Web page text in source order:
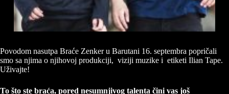
Povodom nasutpa Braće Zenker u Barutani 16. septembra popričali
smo sa njima o njihovoj produkciji, viziji muzike i etiketi Ilian Tape.
Uživajte!
To što ste braća, pored nesumnjivog talenta čini vas još